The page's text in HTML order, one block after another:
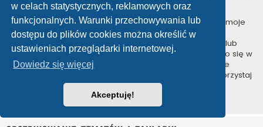
w celach statystycznych, reklamowych oraz
funkcjonalnych. Warunki przechowywania lub
dostępu do plików cookies można określić w
ustawieniach przeglądarki internetowej.
Dowiedz się więcej
Akceptuję!
W jaki sposób można znaleźć swoje posty i tematy?
Swoje posty można znaleźć, klikając odnośnik “Wyświetl moje
posty” znajdujący się w panelu zarządzania kontem lub
odnośnik “Posty użytkownika” na stronie swojego profilu lub
wybierając „Twoje posty” z menu „Więcej…” znajdującego się w
górnym lewym rogu witryny. Jeśli chcesz wyszukać swoje
tematy, użyj strony wyszukiwania zaawansowanego i skorzystaj
z odpowiednich funkcji.